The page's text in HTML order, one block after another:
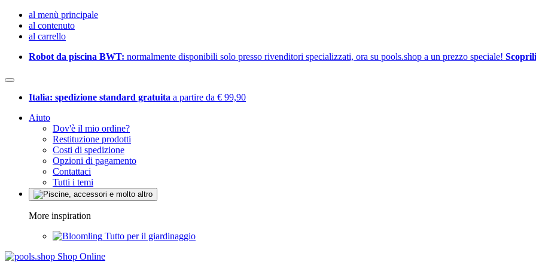
al menù principale
al contenuto
al carrello
Robot da piscina BWT: normalmente disponibili solo presso rivenditori specializzati, ora su pools.shop a un prezzo speciale!
Italia: spedizione standard gratuita a partire da € 99,90
Aiuto
Dov'è il mio ordine?
Restituzione prodotti
Costi di spedizione
Opzioni di pagamento
Contattaci
Tutti i temi
More inspiration
Tutto per il giardinaggio